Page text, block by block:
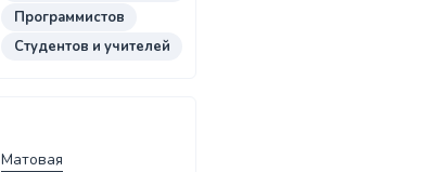
Программистов
Студентов и учителей
Матовая